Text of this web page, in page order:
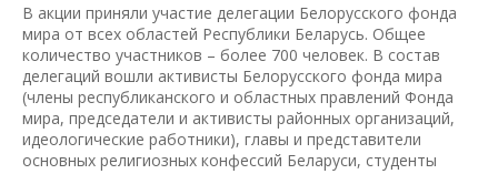
В акции приняли участие делегации Белорусского фонда
мира от всех областей Республики Беларусь. Общее
количество участников – более 700 человек. В состав
делегаций вошли активисты Белорусского фонда мира
(члены республиканского и областных правлений Фонда
мира, председатели и активисты районных организаций,
идеологические работники), главы и представители
основных религиозных конфессий Беларуси, студенты